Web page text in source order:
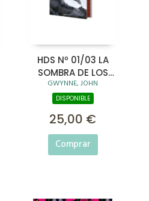
HDS Nº 01/03 LA
SOMBRA DE LOS
DIOSES (CANTOS
TINTADOS)
GWYNNE, JOHN
DISPONIBLE
25,00 €
Comprar